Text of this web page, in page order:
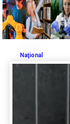
Naţional